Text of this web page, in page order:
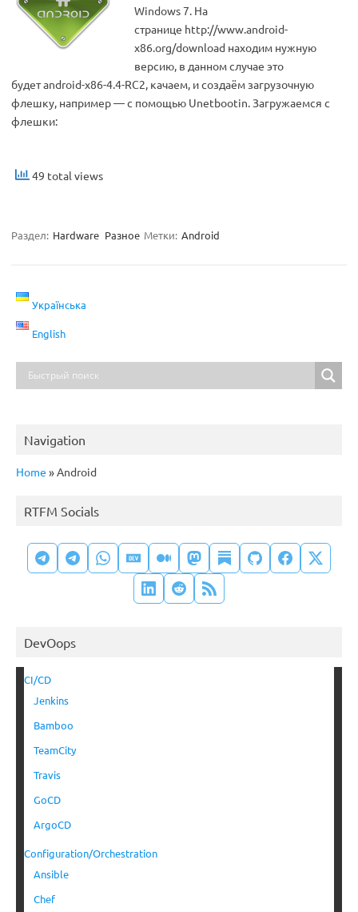
Windows 7. На
странице http://www.android-
x86.org/download находим нужную
версию, в данном случае это
будет android-x86-4.4-RC2, качаем, и создаём загрузочную
флешку, например — с помощью Unetbootin. Загружаемся с
флешки:
49 total views
Раздел: Hardware Разное Метки: Android
Українська
English
Navigation
Home »Android
RTFM Socials
DevOops
CI/CD
Jenkins
Bamboo
TeamCity
Travis
GoCD
ArgoCD
Configuration/Orchestration
Ansible
Chef